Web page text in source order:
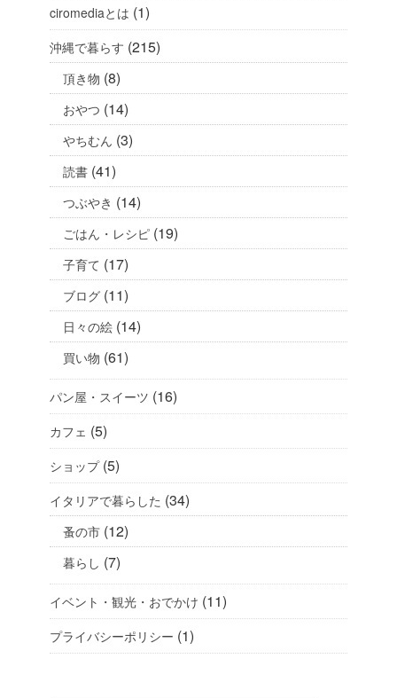
ciromediaとは (1)
沖縄で暮らす (215)
頂き物 (8)
おやつ (14)
やちむん (3)
読書 (41)
つぶやき (14)
ごはん・レシピ (19)
子育て (17)
ブログ (11)
日々の絵 (14)
買い物 (61)
パン屋・スイーツ (16)
カフェ (5)
ショップ(5)
イタリアで暮らした (34)
蚤の市 (12)
暮らし (7)
イベント・観光・おでかけ (11)
プライバシーポリシー (1)